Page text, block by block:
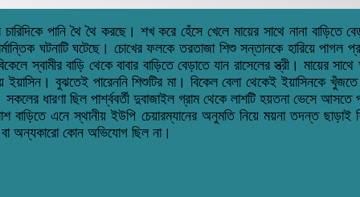
পানি থৈ থৈ করছে। শখ করে হেঁসে খেলে মায়ের সাথে নানা বাড়িতে
ঘটনাটি ঘটেছে। চোখের ফলকে তরতাজা শিশু সন্তানকে হারিয়ে পাগল
স্বামীর বাড়ি থেকে বাবার বাড়িতে বেড়াতে যান রাসেলের স্ত্রী। মায়ের
বুঝতেই পারেননি শিশুটির মা। বিকেল বেলা থেকেই ইয়াসিনকে খুঁজতে
সকলের ধারণা ছিল পার্শ্ববর্তী দুবাজাইল গ্রাম থেকে লাশটি হয়তনা ভেসে
বাড়িতে এনে স্থানীয় ইউপি চেয়ারম্যানের অনুমতি নিয়ে ময়না তদন্ত
বা অন্যকারো কোন অভিযোগ ছিল না।